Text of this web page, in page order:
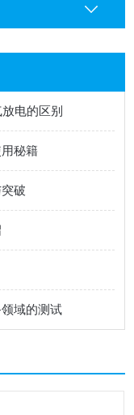
电的区别
秘籍
破
域的测试